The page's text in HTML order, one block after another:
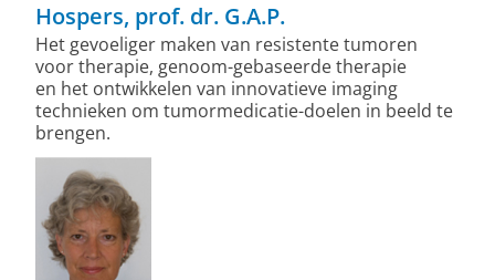
Hospers, prof. dr. G.A.P.
Het gevoeliger maken van resistente tumoren
voor therapie, genoom-gebaseerde therapie
en het ontwikkelen van innovatieve imaging
technieken om tumormedicatie-doelen in beeld te
brengen.